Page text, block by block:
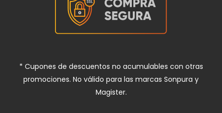
* Cupones de descuentos no acumulables con otras
promociones. No válido para las marcas Sonpura y
Magister.